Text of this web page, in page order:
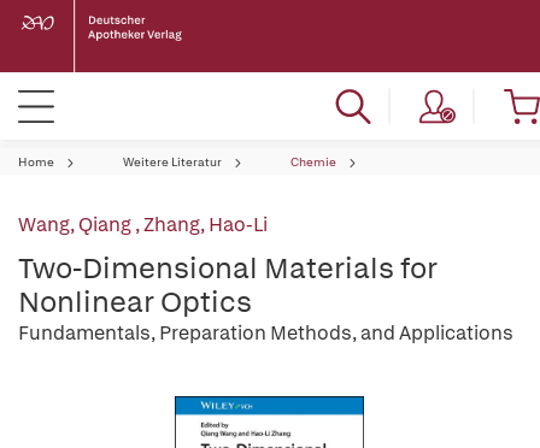
Home Weitere Literatur Chemie
Wang, Qiang,Zhang, Hao-Li
Two-Dimensional Materials for
Nonlinear Optics
Fundamentals, Preparation Methods, and Applications